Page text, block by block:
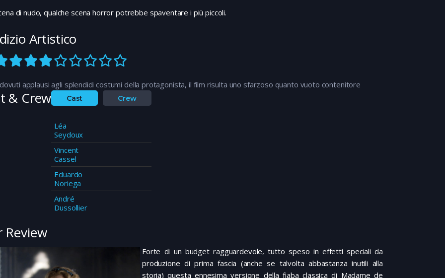
di nudo, qualche scena horror potrebbe spaventare i più piccoli.
Artistico
applausi agli splendidi costumi della protagonista, il film risulta uno sfarzoso quanto vuoto contenitore
& Crew Cast Crew
Léa
Seydoux
Vincent
Cassel
Eduardo
Noriega
André
Dussollier
Review
Forte di un budget ragguardevole, tutto speso in effetti speciali da
produzione di prima fascia (anche se talvolta abbastanza inutili alla
storia) questa ennesima versione della fiaba classica di Madame de